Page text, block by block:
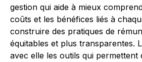
gestion qui aide à mieux
coûts et les bénéfices liés à
construire des pratiques de
équitables et plus transparentes.
avec elle les outils qui permettent